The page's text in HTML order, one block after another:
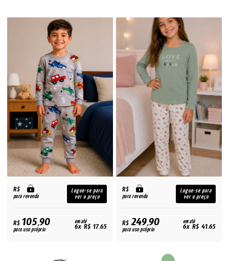
R$
para revenda
Logue-se para
ver o preço
R$105,90
para uso próprio
em até
6x R$ 17,65
R$
para revenda
Logue-se para
ver o preço
R$249,90
para uso próprio
em até
6x R$ 41,65